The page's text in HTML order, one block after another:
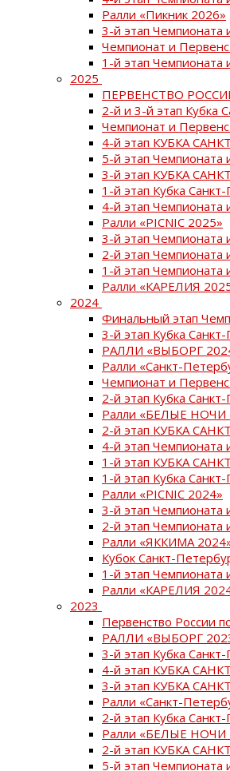
Ралли «Пикник 2026»
3-й этап Чемпионата
Чемпионат и
1-й этап Чемпионата
2025
ПЕРВЕНСТВО
2-й и 3-й этап Кубка
Чемпионат и
4-й этап КУБКА
5-й этап Чемпионата
3-й этап КУБКА
1-й этап Кубка
4-й этап
Ралли «PICNIC 2025»
3-й этап Чемпионата
2-й этап Чемпионата
1-й этап Чемпионата
Ралли «КАРЕЛИЯ
2024
Финальный этап
3-й этап Кубка
РАЛЛИ «ВЫБОРГ
Ралли «Санкт-
Чемпионат и
2-й этап Кубка
Ралли «БЕЛЫЕ НОЧИ
2-й этап КУБКА
4-й этап Чемпионата
1-й этап КУБКА
1-й этап Кубка
Ралли «PICNIC 2024»
3-й этап Чемпионата
2-й этап Чемпионата
Ралли «ЯККИМА
Кубок Санкт-
1-й этап
Ралли «КАРЕЛИЯ
2023
Первенство России
РАЛЛИ «ВЫБОРГ
3-й этап Кубка
4-й этап КУБКА
3-й этап КУБКА
Ралли «Санкт-
2-й этап Кубка
Ралли «БЕЛЫЕ НОЧИ
2-й этап КУБКА
5-й этап Чемпионата